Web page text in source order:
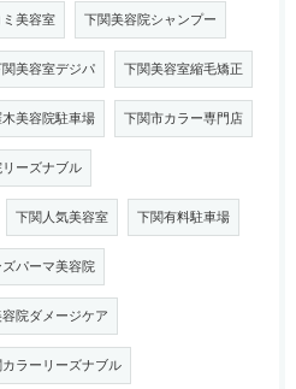
美容室 下関美容院シャンプー
美容室デジパ 下関美容室縮毛矯正
美容院駐車場 下関市カラー専門店
ーズナブル
下関人気美容室 下関有料駐車場
パーマ美容院
院ダメージケア
ラーリーズナブル